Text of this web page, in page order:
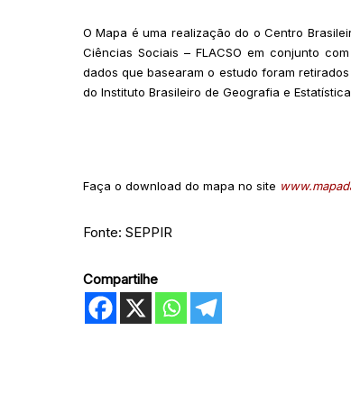
O Mapa é uma realização do o Centro
Ciências Sociais – FLACSO em conjunto
dados que basearam o estudo foram
do Instituto Brasileiro de Geografia e
Faça o download do mapa no site
Fonte: SEPPIR
Compartilhe